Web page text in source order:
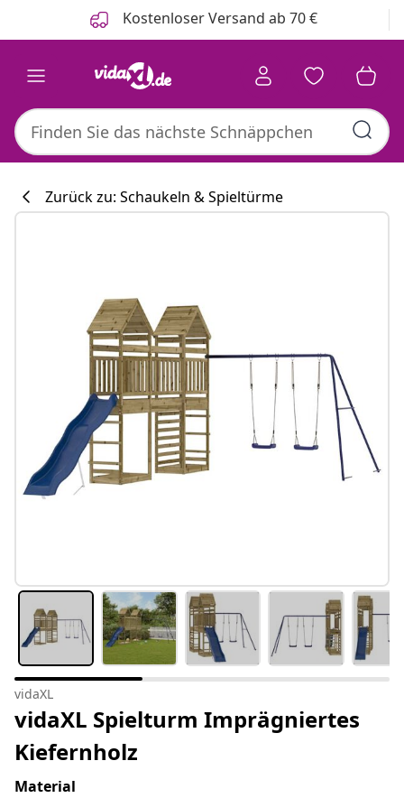
Kostenloser Versand ab 70 €
Zurück zu: Schaukeln & Spieltürme
vidaXL
vidaXL Spielturm Imprägniertes
Kiefernholz
Material